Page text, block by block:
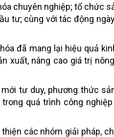
chuyên nghiệp; tổ chức
tư; cùng với tác động
đã mang lại hiệu quả
xuất, nâng cao giá trị
tư duy, phương thức
quá trình công
các nhóm giải pháp,